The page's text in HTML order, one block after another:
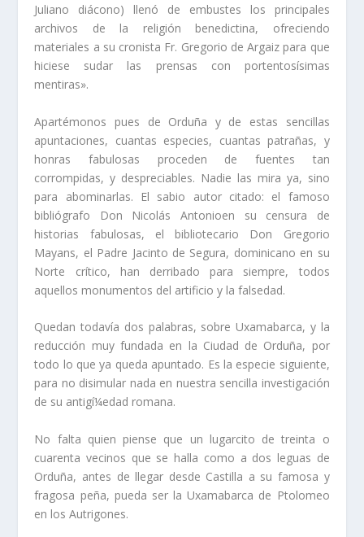
Juliano diácono) llenó de embustes los principales
archivos de la religión benedictina, ofreciendo
materiales a su cronista Fr. Gregorio de Argaiz para que
hiciese sudar las prensas con portentosí­simas
mentiras».
Apartémonos pues de Orduña y de estas sencillas
apuntaciones, cuantas especies, cuantas patrañas, y
honras fabulosas proceden de fuentes tan
corrompidas, y desprecia­bles. Nadie las mira ya, sino
para abominarlas. El sabio autor citado: el famoso
biblió­grafo Don Nicolás Antonioen su censura de
historias fabulosas, el bibliotecario Don Gregorio
Mayans, el Padre Jacinto de Segura, dominicano en su
Norte crí­tico, han derribado para siempre, todos
aquellos monumentos del artificio y la falsedad.
Quedan todaví­a dos palabras, sobre Uxamabarca, y la
reducción muy fundada en la Ciudad de Orduña, por
todo lo que ya queda apuntado. Es la especie siguiente,
para no disimular nada en nuestra sencilla investigación
de su antigí¼edad romana.
No falta quien piense que un lugarcito de treinta o
cuarenta vecinos que se halla como a dos leguas de
Orduña, antes de llegar desde Castilla a su famosa y
fragosa peña, pueda ser la Uxamabarca de Ptolomeo
en los Autrigones.